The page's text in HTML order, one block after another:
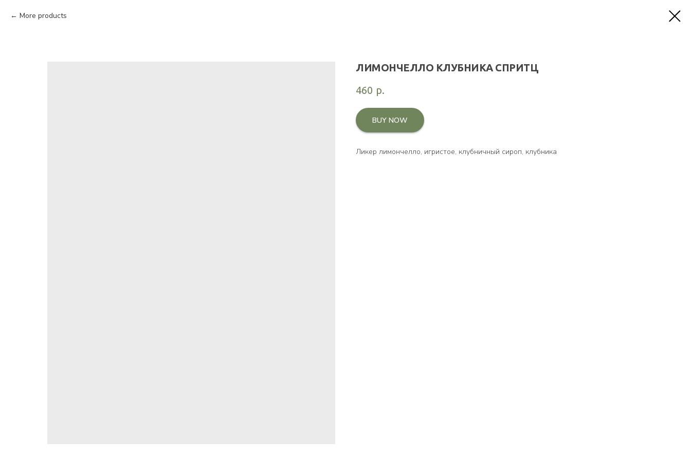
More products
ЛИМОНЧЕЛЛО КЛУБНИКА СПРИТЦ
460 р.
BUY NOW
Ликер лимончелло, игристое, клубничный сироп, клубника